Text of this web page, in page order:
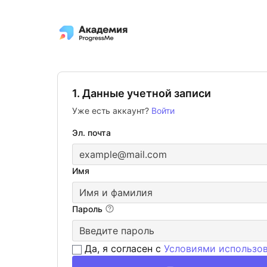
1. Данные учетной записи
Уже есть аккаунт? Войти
Эл. почта
Имя
Пароль
Да, я согласен с Условиями